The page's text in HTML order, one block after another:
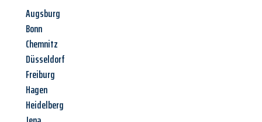
Augsburg
Bonn
Chemnitz
Düsseldorf
Freiburg
Hagen
Heidelberg